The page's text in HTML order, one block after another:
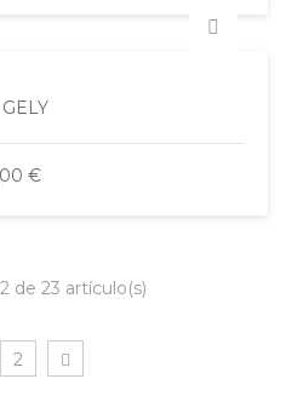
€
de 23 artículo(s)
2